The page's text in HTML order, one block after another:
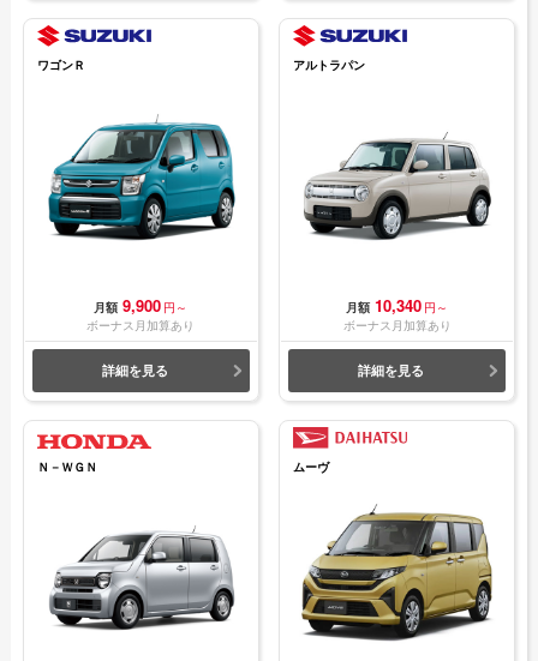
ワゴンＲ
月額 9,900 円～
ボーナス月加算あり
詳細を見る
アルトラパン
月額 10,340 円～
ボーナス月加算あり
詳細を見る
Ｎ－ＷＧＮ ムーヴ